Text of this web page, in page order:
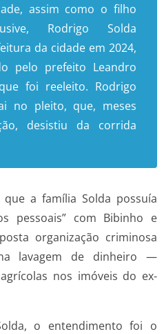
assim como o filho
Rodrigo Solda
da cidade em 2024,
pelo prefeito Leandro
foi reeleito. Rodrigo
no pleito, que, meses
desistiu da corrida
a família Solda possuía
pessoais” com Bibinho e
organização criminosa
lavagem de dinheiro —
nos imóveis do ex-
o entendimento foi o